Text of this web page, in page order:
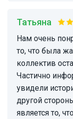
Татьяна
Нам очень понравилась экскурсия. Несмотря на
то, что была
коллектив
Частично
увидели
другой
является то,